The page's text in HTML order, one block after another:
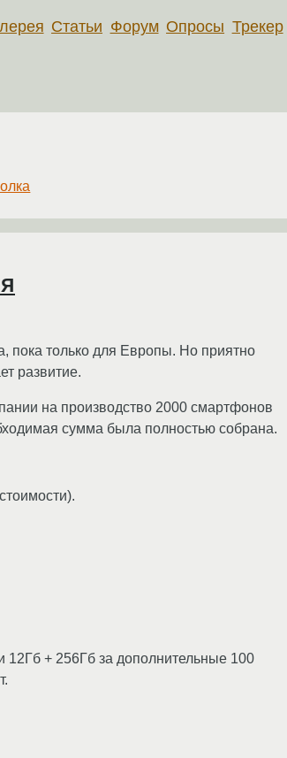
Статьи Форум Опросы Трекер
пока только для Европы. Но приятно
развитие.
на производство 2000 смартфонов
сумма была полностью собрана.
+ 256Гб за дополнительные 100